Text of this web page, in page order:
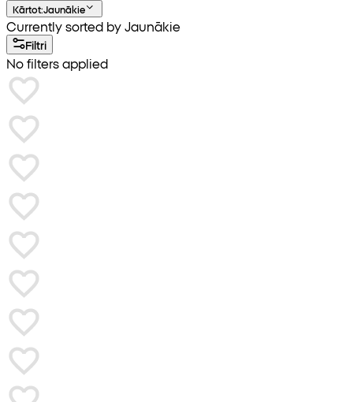
Kārtot:Jaunākie
Currently sorted by Jaunākie
Filtri
No filters applied